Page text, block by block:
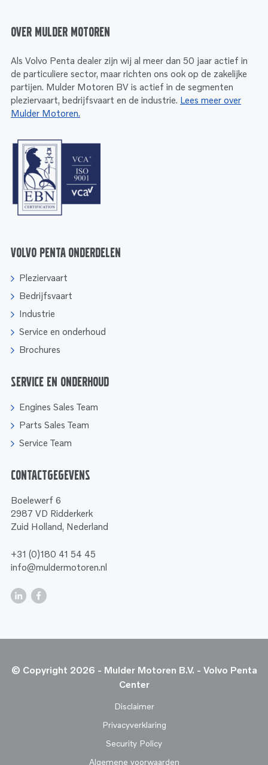
Over Mulder Motoren
Als Volvo Penta dealer zijn wij al meer dan 50 jaar actief in
de particuliere sector, maar richten ons ook op de zakelijke
partijen. Mulder Motoren BV is actief in de segmenten
pleziervaart, bedrijfsvaart en de industrie. Lees meer over
Mulder Motoren.
Volvo Penta onderdelen
Pleziervaart
Bedrijfsvaart
Industrie
Service en onderhoud
Brochures
Service en onderhoud
Engines Sales Team
Parts Sales Team
Service Team
Contactgegevens
Boelewerf 6
2987 VD Ridderkerk
Zuid Holland, Nederland
+31 (0)180 41 54 45
info@muldermotoren.nl
© Copyright 2026 - Mulder Motoren B.V. - Volvo Penta
Center
Disclaimer
Privacyverklaring
Security Policy
Algemene voorwaarden